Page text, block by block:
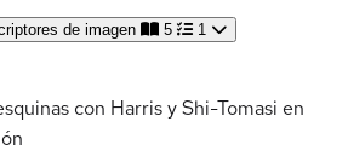
de imagen 5 1
con Harris y Shi-Tomasi en